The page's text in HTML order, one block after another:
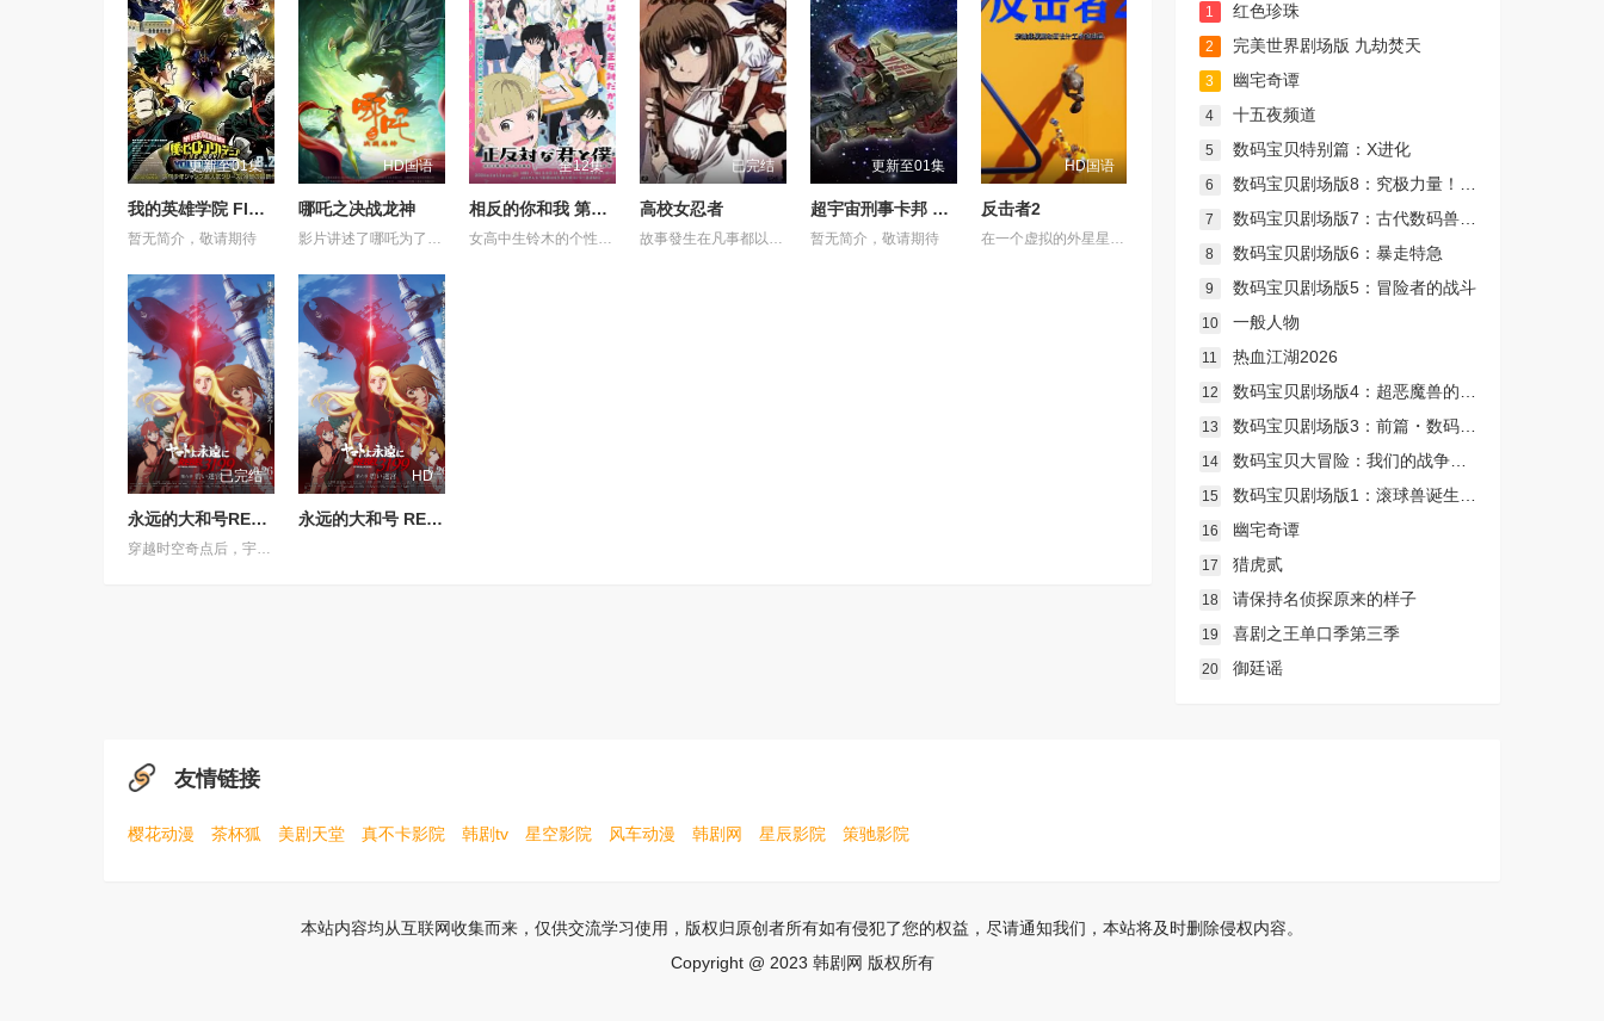
更新至01集
我的英雄学院 FINAL SEASON 特别篇
暂无简介，敬请期待
HD国语
哪吒之决战龙神
影片讲述了哪吒为了救出活祭的小孩，杀死龙三太子。因而惹怒了龙神，被龙神所伤，断掉一臂。最终在太乙真人的帮助下，塑莲藕手臂，提升“离火印”实力，最终击败龙神，拯救陈塘关，战胜邪恶的故事。 (电审动字[2021]第20号)
全12集
相反的你和我 第一季
女高中生铃木的个性开朗、交友甚广、擅长察言观色，是班上的中心人物之一，她喜欢的对象是坐在自己隔壁的男同学谷，而谷的个性与铃木恰恰相反，他内敛沉稳、有主见、待人一视同仁。铃木一直无法鼓起勇气告白，直到某日一个偶然机会，两人放学回家时走在同一条路上，并因此牵起了手。之后两人相互倾诉对彼此的好感，并开始交往，而同学们虽然感到讶异，但也都很支持两人的恋情。
已完结
高校女忍者
故事發生在凡事都以決鬥解決的大門高中。就讀大門高中的怪怪女生御劍涼子，是個熱愛武士道，劍術高超的時代劇迷，更是解決校內麻煩「K FIGHT」決鬥制度的冠軍！ 某天在御劍涼子面前突然出現了一個神秘巫女，涼子並因此被召喚進入異次元空間，和那裡的妖魔獸展開戰鬥！究竟現實世界與異次元空間有什麼關係？陸續登場的謎樣角色，又將為涼子帶來什麼遭遇呢？現在，戰鬥的鐘聲即將為御劍涼子響起！
更新至01集
超宇宙刑事卡邦 无限 外传
暂无简介，敬请期待
HD国语
反击者2
在一个虚拟的外星星球上，反击者是一个专业的商业机器人拳击运动员，他在不锈钢教练的培养下，击败了糖铁机器人，赢得了一次商业比赛
已完结
永远的大和号REBEL3199第六章碧蓝迷宫
穿越时空奇点后，宇宙战舰大和号抵达了一个全新的世界。这里并非未来，而是2026年的东京。远在加米拉斯战争爆发之前。一个未受行星核弹摧残的古老地球。如果大和号在这个时代驶向加米拉斯星球，未来或许会被改变。德萨里姆试图实现的“历史篡改”——土门龙介也面临着同样的诱惑。人类被德萨里姆改造的未来，以及战争本身的历史，或许都会消失。宇宙战舰大和号——以及他们自身——也将不复存在。然而，和平将会留存。一个阻止悲剧发生的绝望愿望。在莎夏猩红双眼的注视下，大和号化作一艘漆黑的战舰。在它留下的痕迹尽头，等待着它的是什么？
HD
永远的大和号 REBEL3199 第六章 碧蓝迷宫
1 红色珍珠
2 完美世界剧场版 九劫焚天
3 幽宅奇谭
4 十五夜频道
5 数码宝贝特别篇：X进化
6 数码宝贝剧场版8：究极力量！爆裂模式发动
7 数码宝贝剧场版7：古代数码兽复活
8 数码宝贝剧场版6：暴走特急
9 数码宝贝剧场版5：冒险者的战斗
10 一般人物
11 热血江湖2026
12 数码宝贝剧场版4：超恶魔兽的反击
13 数码宝贝剧场版3：前篇・数码兽飓风登陆！！后篇・超绝进化！
14 数码宝贝大冒险：我们的战争游戏！
15 数码宝贝剧场版1：滚球兽诞生之谜
16 幽宅奇谭
17 猎虎贰
18 请保持名侦探原来的样子
19 喜剧之王单口季第三季
20 御廷谣
友情链接
樱花动漫 茶杯狐 美剧天堂 真不卡影院 韩剧tv 星空影院 风车动漫 韩剧网 星辰影院 策驰影院
本站内容均从互联网收集而来，仅供交流学习使用，版权归原创者所有如有侵犯了您的权益，尽请通知我们，本站将及时删除侵权内容。
Copyright @ 2023 韩剧网 版权所有